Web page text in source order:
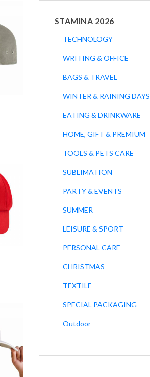
STAMINA 2026
TECHNOLOGY
WRITING & OFFICE
BAGS & TRAVEL
WINTER & RAINING DAYS
EATING & DRINKWARE
HOME, GIFT & PREMIUM
TOOLS & PETS CARE
SUBLIMATION
PARTY & EVENTS
SUMMER
LEISURE & SPORT
PERSONAL CARE
CHRISTMAS
TEXTILE
SPECIAL PACKAGING
Outdoor